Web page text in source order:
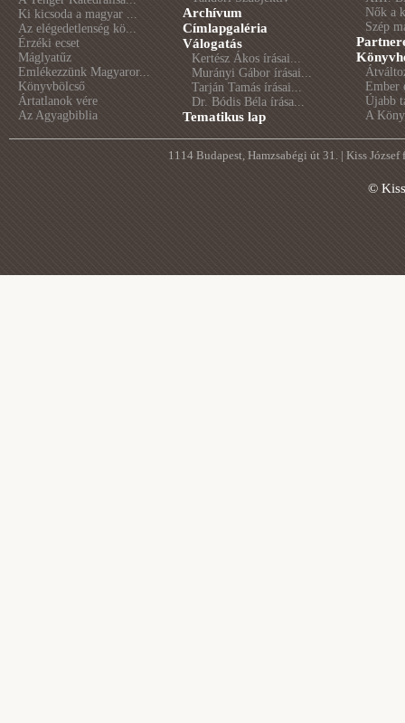
Ki kicsoda a magyar ...
Az elégedetlenség kö...
Érzéki ecset
Máglyatűz
Emlékezzünk Magyaror...
Könyvbölcső
Ártatlanok vére
Az Agyagbiblia
Archívum
Címlapgaléria
Válogatás
Kertész Ákos írásai...
Murányi Gábor írásai...
Tarján Tamás írásai...
Dr. Bódis Béla írása...
Tematikus lap
Nők a
Szép
Ember
Újabb
A
1114 Budapest, Hamzsabégi út 31. | Kiss
©